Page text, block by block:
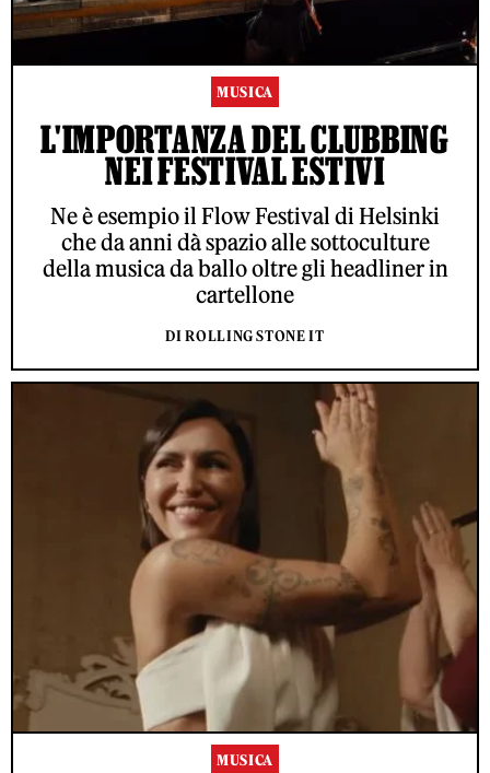
MUSICA
L'IMPORTANZA DEL CLUBBING
NEI FESTIVAL ESTIVI
Ne è esempio il Flow Festival di Helsinki
che da anni dà spazio alle sottoculture
della musica da ballo oltre gli headliner in
cartellone
DI ROLLING STONE IT
MUSICA